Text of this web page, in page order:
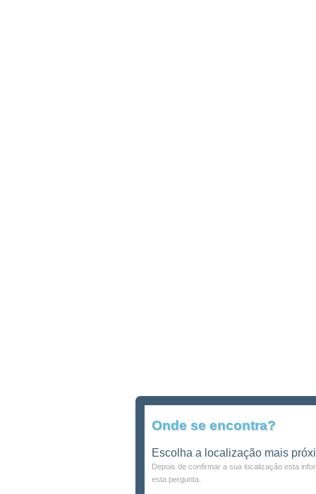
Onde se encontra?
Escolha a localização mais
Depois de confirmar a sua localização esta
esta pergunta.